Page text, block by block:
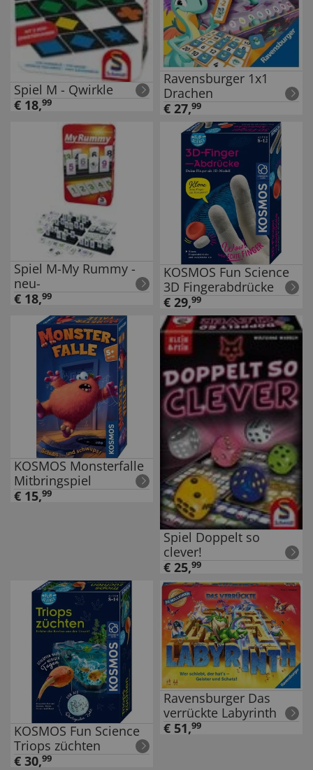
Spiel M - Qwirkle
€ 18,99
Ravensburger 1x1
Drachen
€ 27,99
Spiel M-My Rummy -
neu-
€ 18,99
KOSMOS Fun Science
3D Fingerabdrücke
€ 29,99
KOSMOS Monsterfalle
Mitbringspiel
€ 15,99
Spiel Doppelt so
clever!
€ 25,99
KOSMOS Fun Science
Triops züchten
€ 30,99
Ravensburger Das
verrückte Labyrinth
€ 51,99